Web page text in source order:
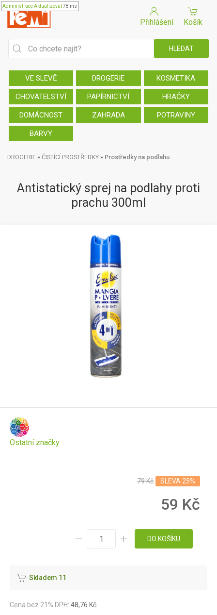
AdministraceAktualizovat78 ms
Přihlášení Košík
VE SLEVĚ DROGERIE KOSMETIKA
CHOVATELSTVÍ PAPÍRNICTVÍ HRAČKY
DOMÁCNOST ZAHRADA POTRAVINY
BARVY
DROGERIE » ČISTÍCÍ PROSTŘEDKY » Prostředky na podlahu
Antistatický sprej na podlahy proti
prachu 300ml
Ostatní značky
79 Kč SLEVA 25%
59 Kč
DO KOŠÍKU
Skladem 11
Cena bez 21% DPH: 48,76 Kč